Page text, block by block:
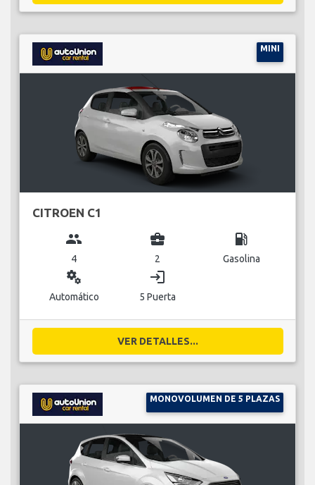
MINI
CITROEN C1
group
4
business_center
2
local_gas_station
Gasolina
miscellaneous_services
Automático
login
5 Puerta
VER DETALLES...
MONOVOLUMEN DE 5 PLAZAS